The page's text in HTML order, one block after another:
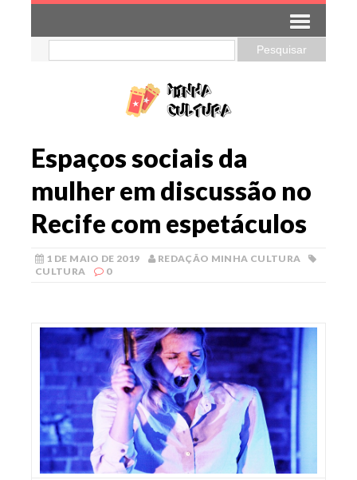
Espaços sociais da
mulher em discussão no
Recife com espetáculos
1 DE MAIO DE 2019
REDAÇÃO MINHA CULTURA
CULTURA
0